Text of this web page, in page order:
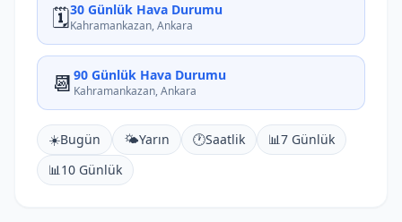
🗓️30 Günlük Hava Durumu
Kahramankazan, Ankara
📆 90 Günlük Hava Durumu
Kahramankazan, Ankara
☀️Bugün 🌤️Yarın 🕐Saatlik 📊7 Günlük
📊10 Günlük